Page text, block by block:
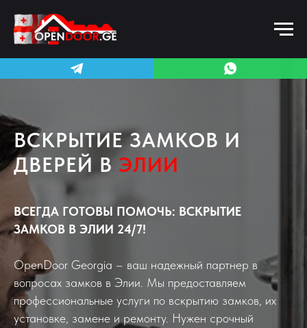
ВСКРЫТИЕ ЗАМКОВ И
ДВЕРЕЙ В ЭЛИИ
ВСЕГДА ГОТОВЫ ПОМОЧЬ: ВСКРЫТИЕ
ЗАМКОВ В ЭЛИИ 24/7!
OpenDoor Georgia – ваш надежный партнер в
вопросах замков в Элии. Мы предоставляем
профессиональные услуги по вскрытию замков, их
установке, замене и ремонту. Нужен срочный